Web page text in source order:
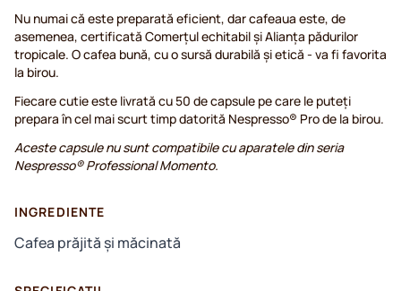
Nu numai că este preparată eficient, dar cafeaua este, de
asemenea, certificată Comerțul echitabil și Alianța pădurilor
tropicale. O cafea bună, cu o sursă durabilă și etică - va fi favorita
la birou.
Fiecare cutie este livrată cu 50 de capsule pe care le puteți
prepara în cel mai scurt timp datorită Nespresso® Pro de la birou.
Aceste capsule nu sunt compatibile cu aparatele din seria
Nespresso® Professional Momento.
INGREDIENTE
Cafea prăjită și măcinată